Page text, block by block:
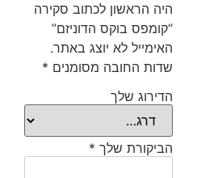
היה הראשון לכתוב סקירה
“קומפס בוקס הדוניזם”
האימייל לא יוצג באתר.
שדות החובה מסומנים *
הדירוג שלך
הביקורת שלך *